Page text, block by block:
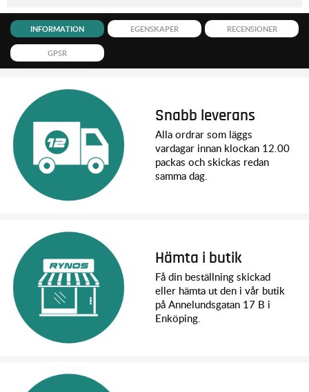
INFORMATION EGENSKAPER RECENSIONER
GPSR
Snabb leverans
Alla ordrar som läggs
vardagar innan klockan 12.00
packas och skickas redan
samma dag.
Hämta i butik
Få din beställning skickad
eller hämta ut den i vår butik
på Annelundsgatan 17 B i
Enköping.